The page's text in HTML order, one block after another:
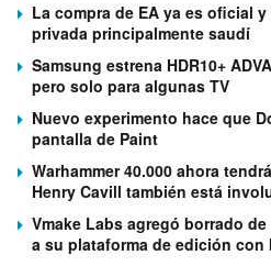
La compra de EA ya es oficial
privada principalmente saudí
Samsung estrena HDR10+
pero solo para algunas TV
Nuevo experimento hace que
pantalla de Paint
Warhammer 40.000 ahora
Henry Cavill también está
Vmake Labs agregó borrado
a su plataforma de edición con